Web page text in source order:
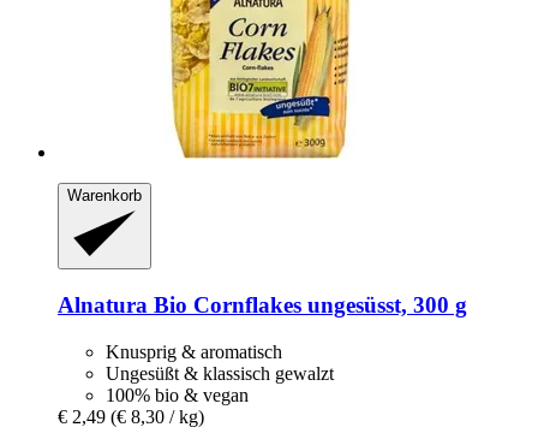
Warenkorb
Alnatura Bio Cornflakes ungesüsst, 300 g
Knusprig & aromatisch
Ungesüßt & klassisch gewalzt
100% bio & vegan
€ 2,49 (€ 8,30 / kg)